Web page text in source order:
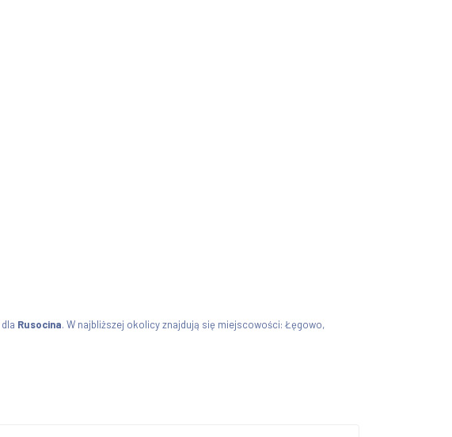
dla Rusocina. W najbliższej okolicy znajdują się miejscowości: Łęgowo,